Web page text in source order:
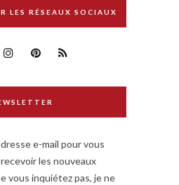
LES RÉSEAUX SOCIAUX
e-mail pour vous
les nouveaux
vous inquiétez pas, je ne